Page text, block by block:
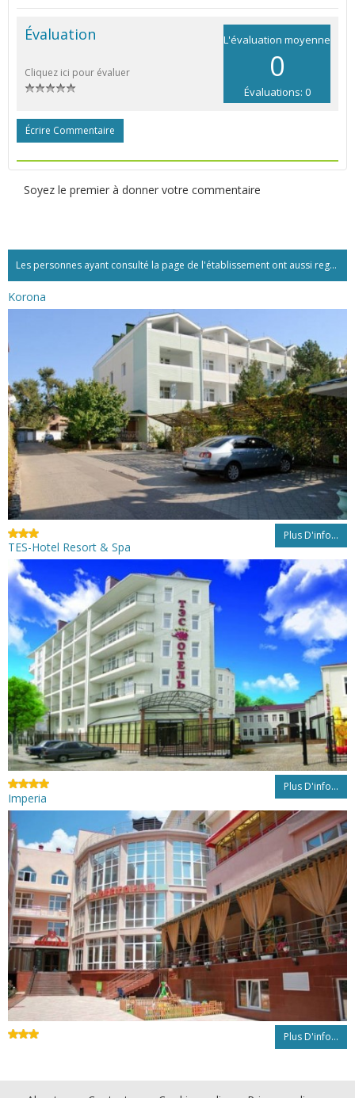
L'évaluation moyenne
0
Évaluations: 0
Évaluation
Cliquez ici pour évaluer
Écrire Commentaire
Soyez le premier à donner votre commentaire
Les personnes ayant consulté la page de l'établissement ont aussi regardé:...
Korona
Plus D'info...
TES-Hotel Resort & Spa
Plus D'info...
Imperia
Plus D'info...